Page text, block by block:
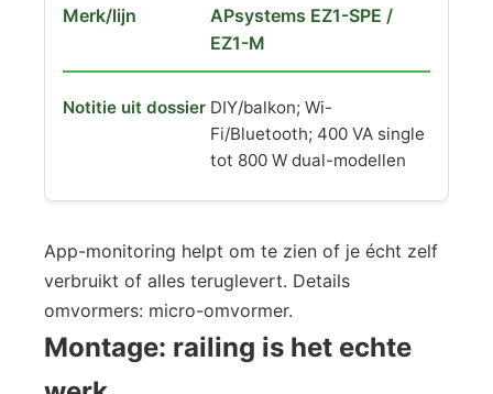
APsystems EZ1-SPE /
EZ1-M
DIY/balkon; Wi-
Fi/Bluetooth; 400 VA single
tot 800 W dual-modellen
App-monitoring helpt om te zien of je écht zelf
verbruikt of alles teruglevert. Details
omvormers: micro-omvormer.
Montage: railing is het echte